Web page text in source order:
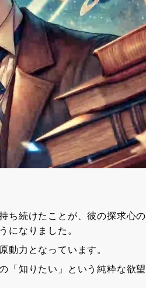
ち続けたことが、彼の探求心の
なりました。
力となっています。
「知りたい」という純粋な欲望